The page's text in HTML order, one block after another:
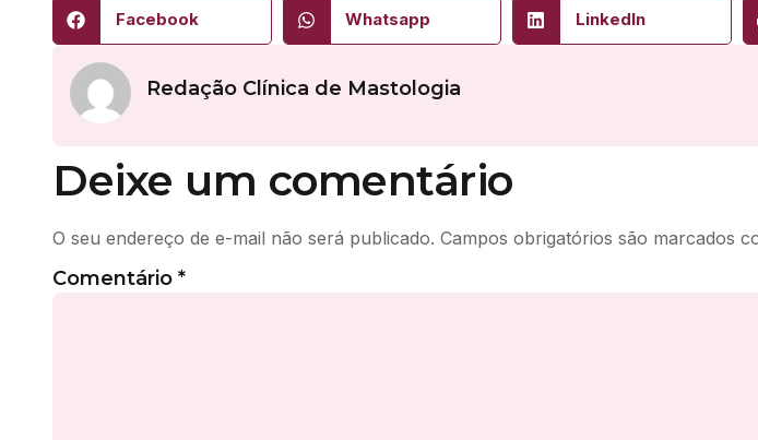
Facebook Whatsapp LinkedIn
Redação Clínica de Mastologia
Deixe um comentário
O seu endereço de e-mail não será publicado. Campos obrigatórios são marcados
Comentário *